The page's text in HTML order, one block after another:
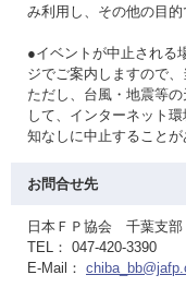
み利用し、その他の目的
●イベントが中止される
ジでご案内しますので、
ただし、台風・地震等
して、インターネット
知なしに中止することが
お問合せ先
日本ＦＰ協会 千葉支部
TEL： 047-420-3390
E-Mail：